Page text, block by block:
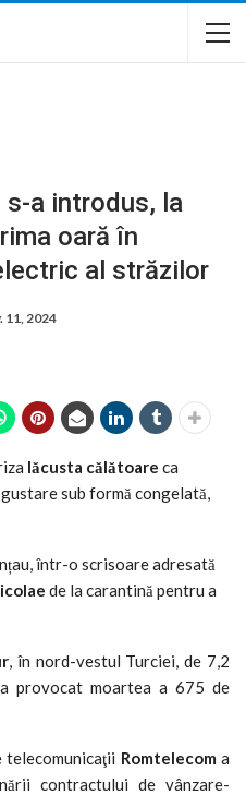
s-a introdus, la
oară în
al străzilor
11, 2024
lăcusta călătoare ca
sub formă congelată,
într-o scrisoare adresată
de la carantină pentru a
, în nord-vestul Turciei, de 7,2
provocat moartea a 675 de
telecomunicaţii Romtelecom a
contractului de vânzare-